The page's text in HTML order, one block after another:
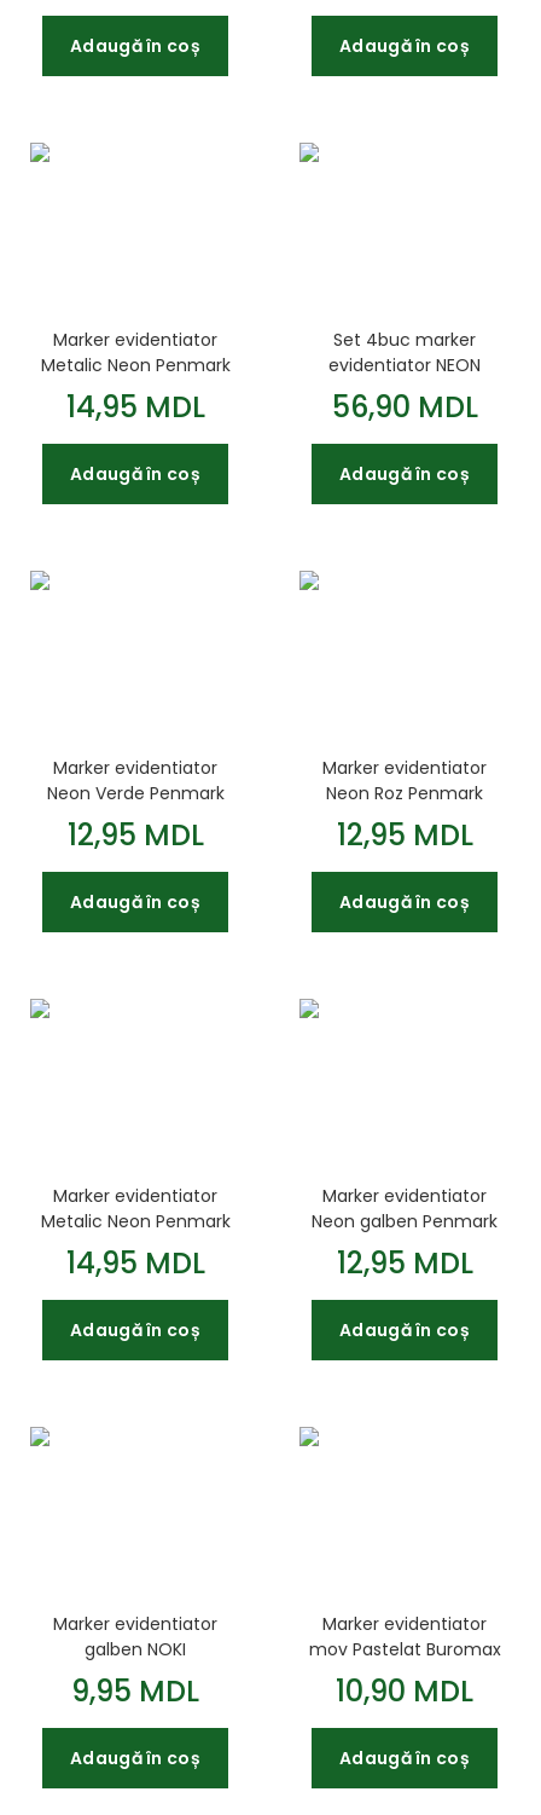
Adaugă în coș Adaugă în coș
Marker evidentiator
Metalic Neon Penmark
Verde
14,95 MDL
Adaugă în coș
Set 4buc marker
evidentiator NEON
Penmark
56,90 MDL
Adaugă în coș
Marker evidentiator
Neon Verde Penmark
12,95 MDL
Adaugă în coș
Marker evidentiator
Neon Roz Penmark
12,95 MDL
Adaugă în coș
Marker evidentiator
Metalic Neon Penmark
Bronze
14,95 MDL
Adaugă în coș
Marker evidentiator
Neon galben Penmark
12,95 MDL
Adaugă în coș
Marker evidentiator
galben NOKI
9,95 MDL
Adaugă în coș
Marker evidentiator
mov Pastelat Buromax
10,90 MDL
Adaugă în coș